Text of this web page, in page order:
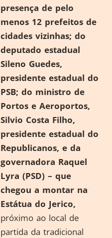
presença de pelo
menos 12 prefeitos de
cidades vizinhas; do
deputado estadual
Sileno Guedes,
presidente estadual do
PSB; do ministro de
Portos e Aeroportos,
Silvio Costa Filho,
presidente estadual do
Republicanos, e da
governadora Raquel
Lyra (PSD) – que
chegou a montar na
Estátua do Jerico,
próximo ao local de
partida da tradicional